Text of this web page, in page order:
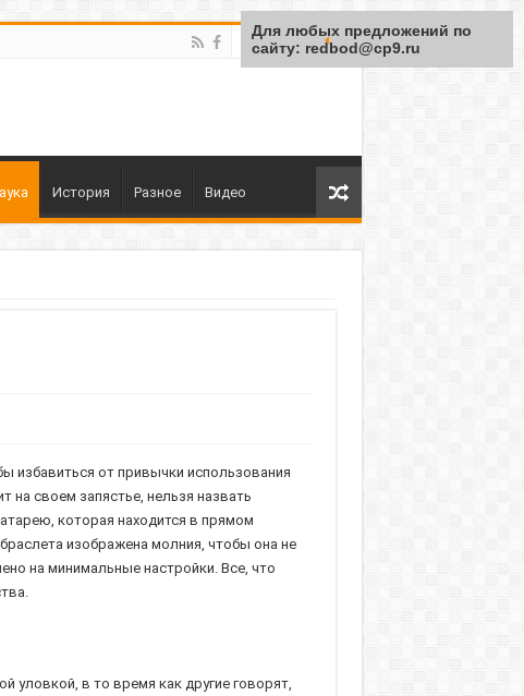
История Разное Видео
избавиться от привычки использования
на своем запястье, нельзя назвать
которая находится в прямом
изображена молния, чтобы она не
на минимальные настройки. Все, что
уловкой, в то время как другие говорят,
Для любых предложений по
сайту: redbod@cp9.ru